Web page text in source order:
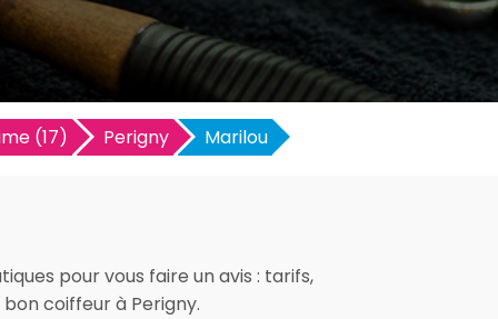
(17) Perigny Marilou
pour vous faire un avis : tarifs,
coiffeur à Perigny.